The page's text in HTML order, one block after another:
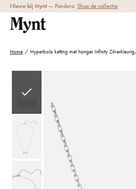
Nieuw bij Mynt — Pandora. Shop de collectie
Home / Hyperbola ketting met hanger Infinity